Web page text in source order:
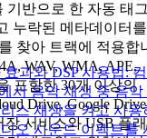
효과와 DSP 사용법:
에서 음악 재생 중 음
리스 재생을 켜고 사
디오 사운드 이펙트
기반으로 한 자동 태
누락된 메타데이터를
찾아 트랙에 적용합
WAV, WMA, APE,
포함한 30개 이상의
Drive, Google
장 서비스와 USB 플래